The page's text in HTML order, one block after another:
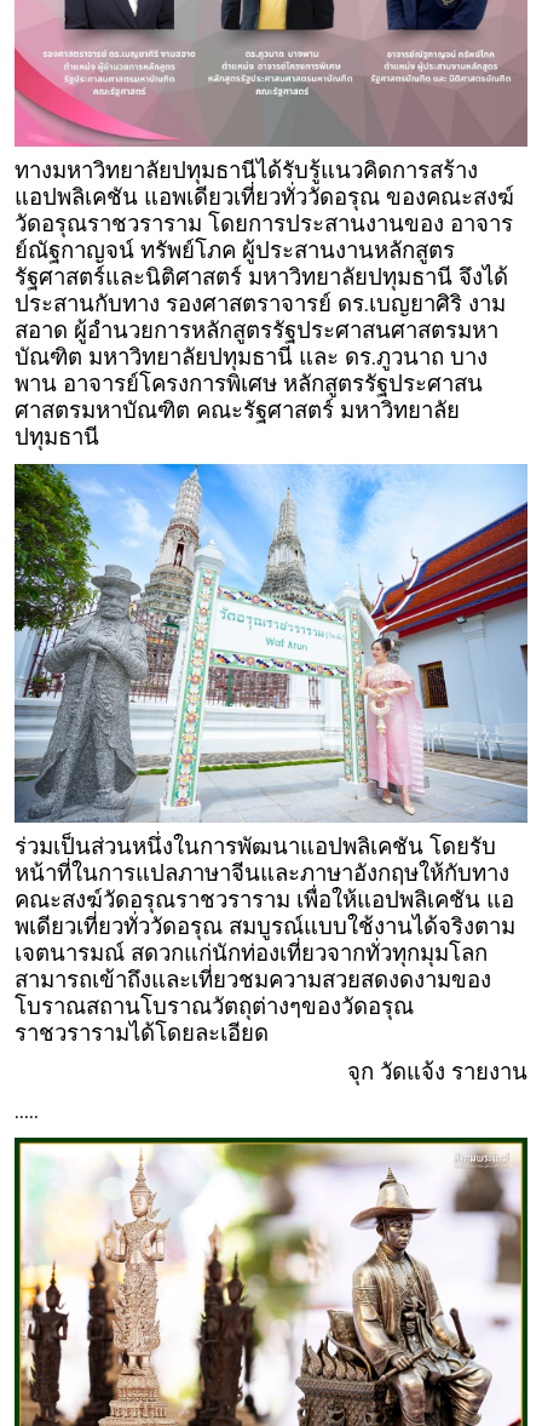
ทางมหาวิทยาลัยปทุมธานีได้รับรู้แนวคิดการสร้าง
แอปพลิเคชัน แอพเดียวเที่ยวทั่ววัดอรุณ ของคณะสงฆ์
วัดอรุณราชวราราม โดยการประสานงานของ อาจาร
ย์ณัฐกาญจน์ ทรัพย์โภค ผู้ประสานงานหลักสูตร
รัฐศาสตร์และนิติศาสตร์ มหาวิทยาลัยปทุมธานี จึงได้
ประสานกับทาง รองศาสตราจารย์ ดร.เบญยาศิริ งาม
สอาด ผู้อำนวยการหลักสูตรรัฐประศาสนศาสตรมหา
บัณฑิต มหาวิทยาลัยปทุมธานี และ ดร.ภูวนาถ บาง
พาน อาจารย์โครงการพิเศษ หลักสูตรรัฐประศาสน
ศาสตรมหาบัณฑิต คณะรัฐศาสตร์ มหาวิทยาลัย
ปทุมธานี
ร่วมเป็นส่วนหนึ่งในการพัฒนาแอปพลิเคชัน โดยรับ
หน้าที่ในการแปลภาษาจีนและภาษาอังกฤษให้กับทาง
คณะสงฆ์วัดอรุณราชวราราม เพื่อให้แอปพลิเคชัน แอ
พเดียวเที่ยวทั่ววัดอรุณ สมบูรณ์แบบใช้งานได้จริงตาม
เจตนารมณ์ สดวกแก่นักท่องเที่ยวจากทั่วทุกมุมโลก
สามารถเข้าถึงและเที่ยวชมความสวยสดงดงามของ
โบราณสถานโบราณวัตถุต่างๆของวัดอรุณ
ราชวรารามได้โดยละเอียด
จุก วัดแจ้ง รายงาน
.....